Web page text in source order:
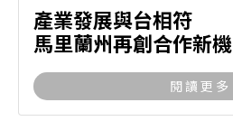
產業發展與台相符
馬里蘭州再創合作新機
閱 讀 更 多